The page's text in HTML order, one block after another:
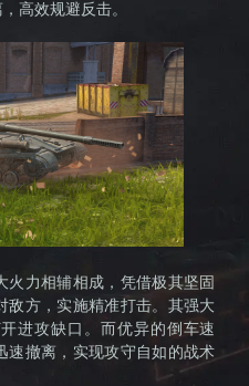
高效规避反击。
火力相辅相成，凭借极其坚固
方，实施精准打击。其强大
进攻缺口。而优异的倒车速
速撤离，实现攻守自如的战术